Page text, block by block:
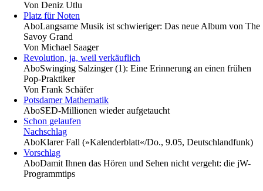
Von Deniz Utlu
Platz für Noten
AboLangsame Musik ist schwieriger: Das neue Album von The
Savoy Grand
Von Michael Saager
Revolution, ja, weil verkäuflich
AboSwinging Salzinger (1): Eine Erinnerung an einen frühen
Pop-Praktiker
Von Frank Schäfer
Potsdamer Mathematik
AboSED-Millionen wieder aufgetaucht
Schon gelaufen
Nachschlag
AboKlarer Fall (»Kalenderblatt«/Do., 9.05, Deutschlandfunk)
Vorschlag
AboDamit Ihnen das Hören und Sehen nicht vergeht: die jW-
Programmtips